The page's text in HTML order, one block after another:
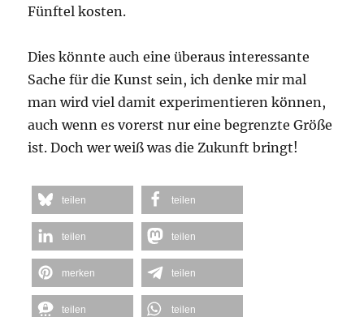
Fünftel kosten.
Dies könnte auch eine überaus interessante
Sache für die Kunst sein, ich denke mir mal
man wird viel damit experimentieren können,
auch wenn es vorerst nur eine begrenzte Größe
ist. Doch wer weiß was die Zukunft bringt!
teilen teilen
teilen teilen
merken teilen
teilen teilen